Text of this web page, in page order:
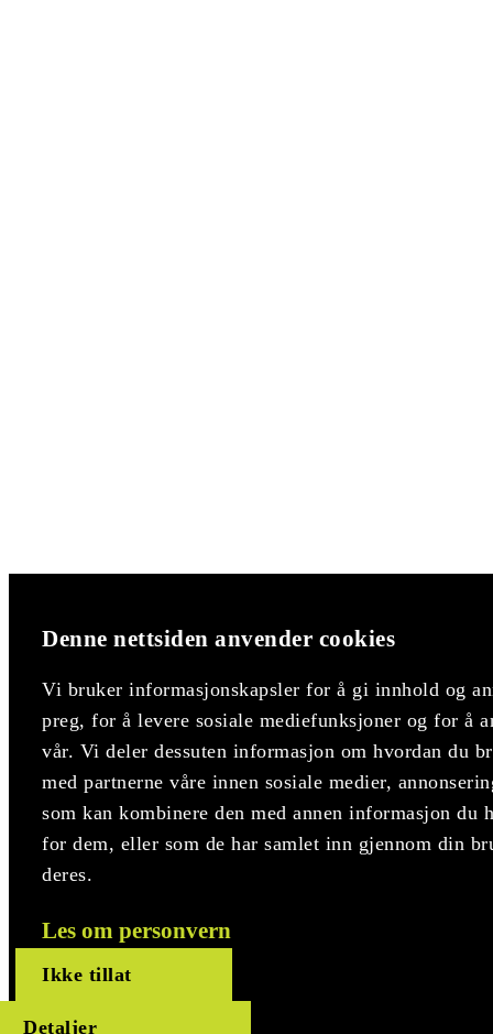
Denne nettsiden anvender cookies
Vi bruker informasjonskapsler for å gi innhold og
preg, for å levere sosiale mediefunksjoner og for å
vår. Vi deler dessuten informasjon om hvordan du
med partnerne våre innen sosiale medier,
som kan kombinere den med annen informasjon
for dem, eller som de har samlet inn gjennom din
deres.
Ikke tillat
Detaljer
Les om personvern